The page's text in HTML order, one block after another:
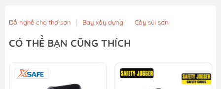
Đồ nghề cho thợ sơn | Bay xây dựng | Cây sủi sơn
CÓ THỂ BẠN CŨNG THÍCH